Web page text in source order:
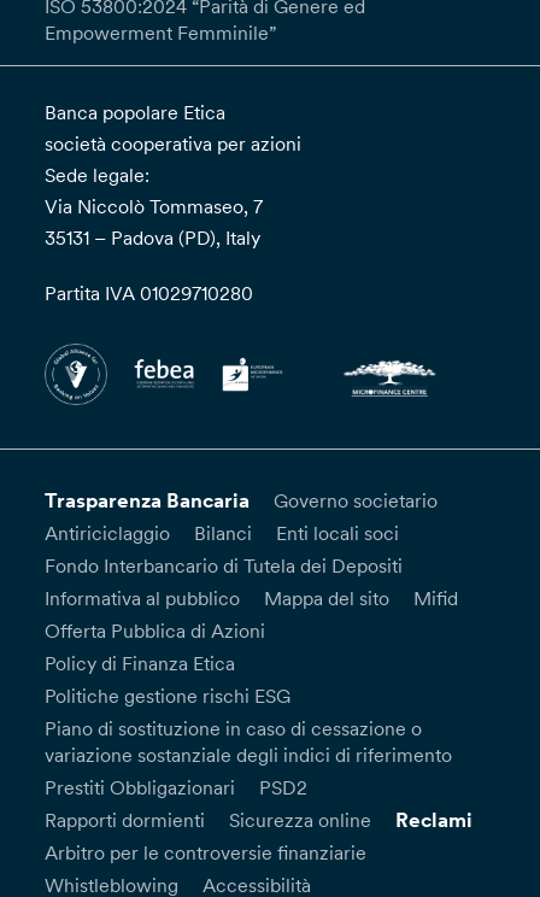
ISO 53800:2024 “Parità di Genere ed
Empowerment Femminile”
Banca popolare Etica
società cooperativa per azioni
Sede legale:
Via Niccolò Tommaseo, 7
35131 – Padova (PD), Italy
Partita IVA 01029710280
Trasparenza Bancaria
Governo societario
Antiriciclaggio
Bilanci
Enti locali soci
Fondo Interbancario di Tutela dei Depositi
Informativa al pubblico
Mappa del sito
Mifid
Offerta Pubblica di Azioni
Policy di Finanza Etica
Politiche gestione rischi ESG
Piano di sostituzione in caso di cessazione o
variazione sostanziale degli indici di riferimento
Prestiti Obbligazionari
PSD2
Rapporti dormienti
Sicurezza online Reclami
Arbitro per le controversie finanziarie
Whistleblowing
Accessibilità